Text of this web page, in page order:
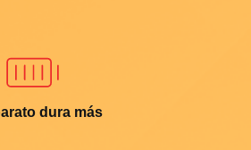
dura más